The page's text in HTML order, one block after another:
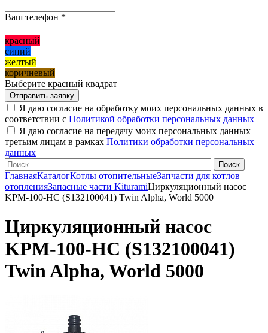
Ваш телефон *
красный
синий
желтый
коричневый
Выберите красный квадрат
Я даю согласие на обработку моих персональных данных в
соответствии с Политикой обработки персональных данных
Я даю согласие на передачу моих персональных данных
третьим лицам в рамках Политики обработки персональных
данных
ГлавнаяКаталогКотлы отопительныеЗапчасти для котлов
отопленияЗапасные части KituramiЦиркуляционный насос
KPM-100-HC (S132100041) Twin Alpha, World 5000
Циркуляционный насос
KPM-100-HC (S132100041)
Twin Alpha, World 5000